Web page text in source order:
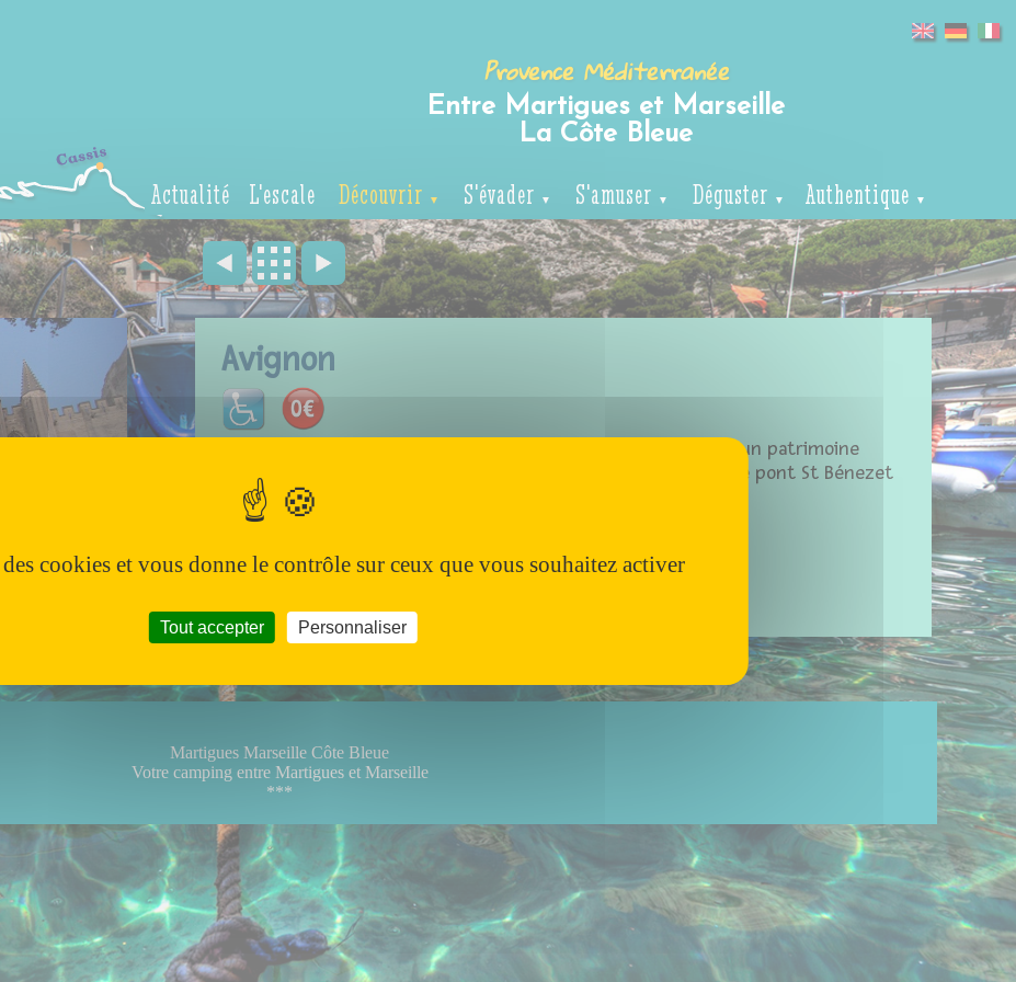
Provence Méditerranée
Entre Martigues et Marseille
La Côte Bleue
Actualité L'escale Découvrir S'évader S'amuser Déguster Authentique
Avignon
Ancienne capitale de l'Europe chrétienne, cette ville possède un patrimoine
exceptionnel classé par l'UNESCO, comme le Palais des Papes, le pont St Bénezet
et l'ensemble épiscopal.
Visiter Avignon
Martigues Marseille Côte Bleue
Votre camping entre Martigues et Marseille
***
cookies et vous donne le contrôle sur ceux que vous souhaitez activer
Tout accepter Personnaliser